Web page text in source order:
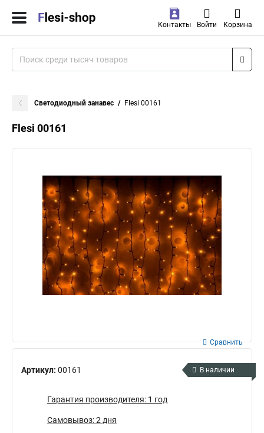
Контакты Войти Корзина
Светодиодный занавес Flesi 00161
Flesi 00161
Артикул: 00161
Сравнить
В наличии
Гарантия производителя: 1 год
Самовывоз: 2 дня